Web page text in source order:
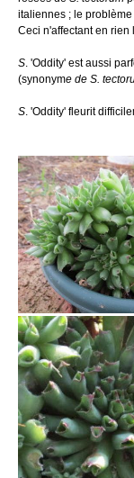
italiennes ; le
Ceci n'affectant en rien
S. 'Oddity' est aussi
(synonyme de S.
S. 'Oddity' fleurit